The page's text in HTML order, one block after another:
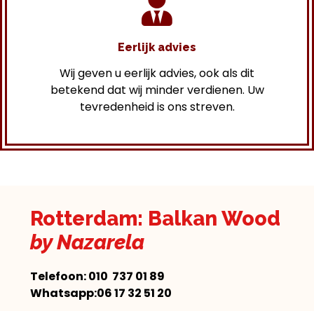
Eerlijk advies
Wij geven u eerlijk advies, ook als dit
betekend dat wij minder verdienen. Uw
tevredenheid is ons streven.
Rotterdam: Balkan Wood
by Nazarela
Telefoon:010 737 01 89
Whatsapp:06 17 32 51 20